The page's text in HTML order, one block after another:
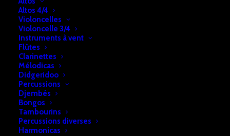
Altos 4/4
Violoncelles
Violoncelle 3/4
Instruments à vent
Flûtes
Clarinettes
Mélodicas
Didgeridoo
Percussions
Djembés
Bongos
Tambourins
Percussions diverses
Harmonicas
ADU
14CD
Catégories:
DESCRIPTION
INFOS
Capodastre Folk ADU 14CD